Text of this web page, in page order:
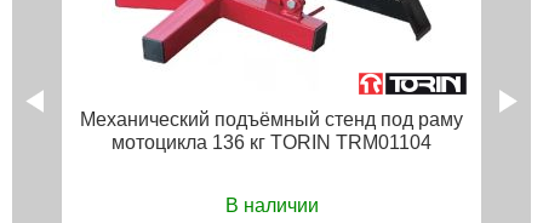
Механический подъёмный стенд под раму
мотоцикла 136 кг TORIN TRM01104
В наличии